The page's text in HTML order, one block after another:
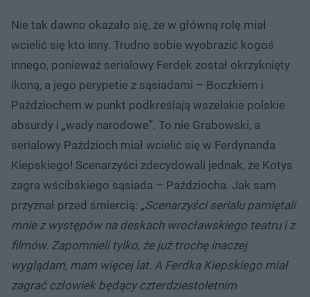
Nie tak dawno okazało się, że w główną rolę miał
wcielić się kto inny. Trudno sobie wyobrazić kogoś
innego, ponieważ serialowy Ferdek został okrzyknięty
ikoną, a jego perypetie z sąsiadami – Boczkiem i
Paździochem w punkt podkreślają wszelakie polskie
absurdy i „wady narodowe”. To nie Grabowski, a
serialowy Paździoch miał wcielić się w Ferdynanda
Kiepskiego! Scenarzyści zdecydowali jednak, że Kotys
zagra wścibskiego sąsiada – Paździocha. Jak sam
przyznał przed śmiercią: „Scenarzyści serialu pamiętali
mnie z występów na deskach wrocławskiego teatru i z
filmów. Zapomnieli tylko, że już trochę inaczej
wyglądam, mam więcej lat. A Ferdka Kiepskiego miał
zagrać człowiek będący czterdziestoletnim